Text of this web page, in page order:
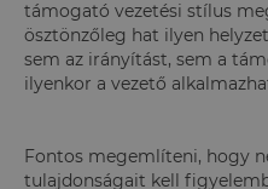
támogató vezetési stílus
ösztönzőleg hat ilyen
sem az irányítást, sem a
ilyenkor a vezető
Fontos megemlíteni, hogy
tulajdonságait kell